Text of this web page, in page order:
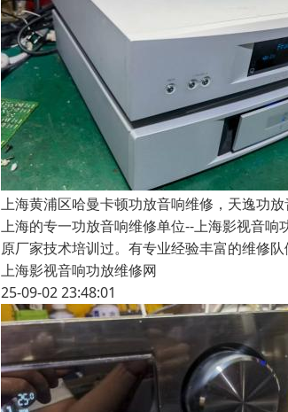
上海黄浦区哈曼卡顿功放音响维修，天逸功
上海的专一功放音响维修单位--上海影视音
原厂家技术培训过。有专业经验丰富的维修
上海影视音响功放维修网
25-09-02 23:48:01